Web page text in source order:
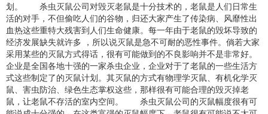
划。 杀虫灭鼠公司对毁灭老鼠是十分技术的，老鼠是人们日常生
活的对手，不但偷吃人们的谷物，归还大家产生了传染病、风靡性出
血热这些重特大残害到人们生命健康。每一年由于老鼠的毁坏导致的
经济发展缺失就许多 ，所以说灭鼠是急不可耐的恶性事件。倘若大家
采用某些的灭鼠方式得话，很有可能做到的不良影响并不是非常好。
企业是全国各地十强的一家杀虫企业，企业对于了老鼠的一些生活方
式这些制定了的灭鼠计划。其灭鼠的方式有物理学灭鼠、有机化学灭
鼠、害虫防治、绿色生态掌权这些，那样很有可能合理的毁灭掉老
鼠，让老鼠不存活的室内空间。 杀虫灭鼠公司的灭鼠幅度很有可